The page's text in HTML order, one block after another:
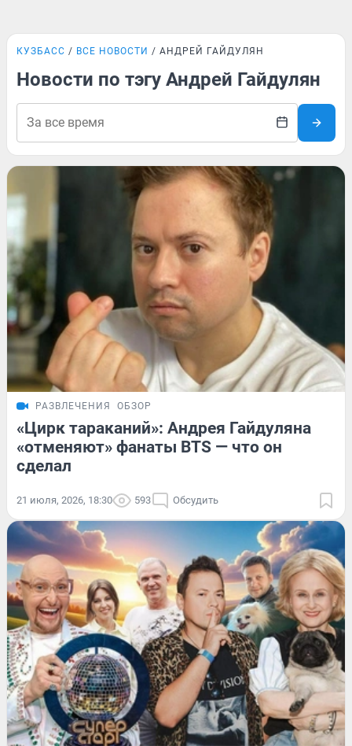
КУЗБАСС ВСЕ НОВОСТИ АНДРЕЙ ГАЙДУЛЯН
Новости по тэгу Андрей Гайдулян
РАЗВЛЕЧЕНИЯ ОБЗОР
«Цирк тараканий»: Андрея Гайдуляна
«отменяют» фанаты BTS — что он
сделал
21 июля, 2026, 18:30 593 Обсудить